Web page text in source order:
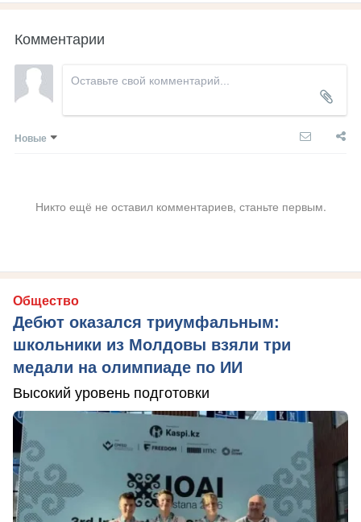
Комментарии
Новые
Никто ещё не оставил комментариев, станьте первым.
Общество
Дебют оказался триумфальным:
школьники из Молдовы взяли три
медали на олимпиаде по ИИ
Высокий уровень подготовки